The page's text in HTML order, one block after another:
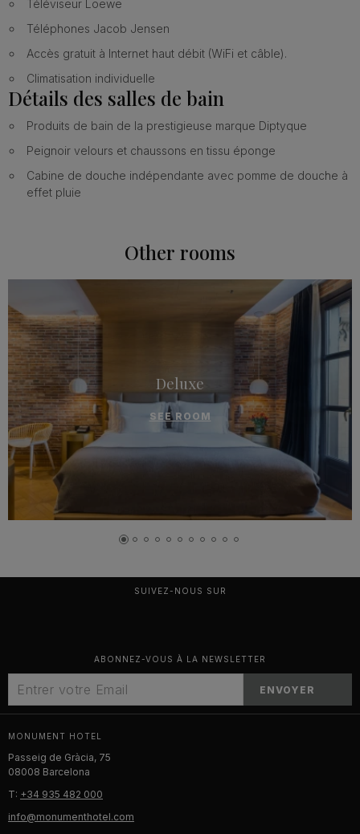
Téléviseur Loewe
Téléphones Jacob Jensen
Accès gratuit à Internet haut débit (WiFi et câble).
Climatisation individuelle
Détails des salles de bain
Produits de bain de la prestigieuse marque Diptyque
Peignoir velours et chaussons en tissu éponge
Cabine de douche indépendante avec pomme de douche à
effet pluie
Other rooms
Deluxe
SEE ROOM
SUIVEZ-NOUS SUR
ABONNEZ-VOUS À LA NEWSLETTER
ENVOYER
MONUMENT HOTEL
Passeig de Gràcia, 75
08008 Barcelona
T: +34 935 482 000
info@monumenthotel.com